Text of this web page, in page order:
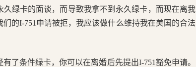
绿卡的面谈，而导致我拿不到永久绿卡，而现在离我
们的I-751申请被拒，我应该做什么维持我在美国的合法
了条件绿卡，你可以在离婚后先提出I-751豁免申请。